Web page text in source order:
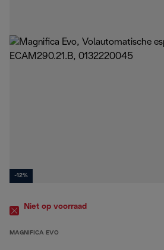
-12%
Niet op voorraad
MAGNIFICA EVO